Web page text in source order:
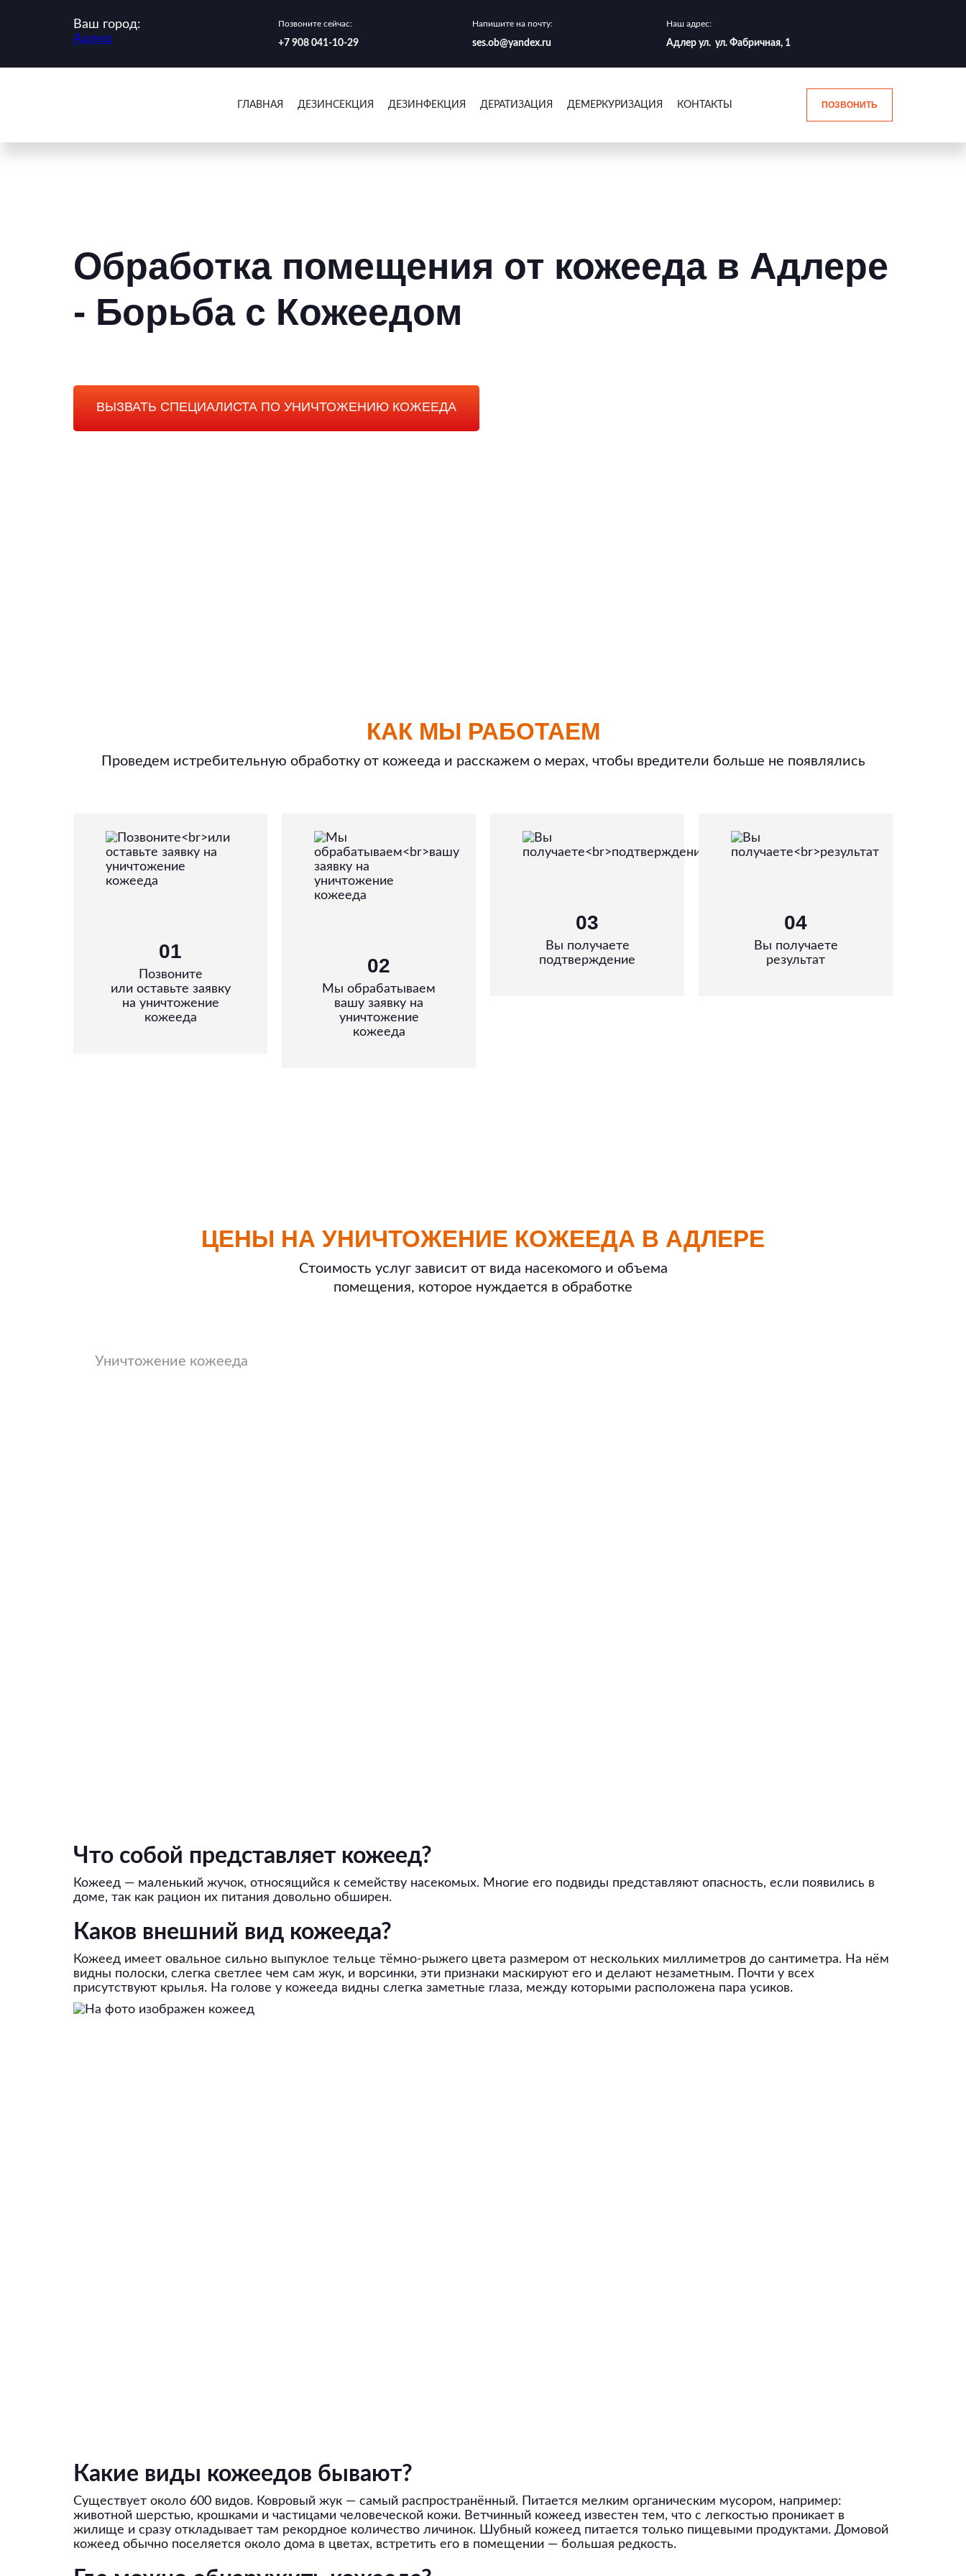
Ваш город:
Адлер
Позвоните сейчас:
‪+7 908 041-10-29
Напишите на почту:
ses.ob@yandex.ru
Наш адрес:
Адлер ул. ул. Фабричная, 1
ГЛАВНАЯ ДЕЗИНСЕКЦИЯ ДЕЗИНФЕКЦИЯ ДЕРАТИЗАЦИЯ ДЕМЕРКУРИЗАЦИЯ КОНТАКТЫ ПОЗВОНИТЬ
Обработка помещения от кожееда в Адлере
- Борьба с Кожеедом
ВЫЗВАТЬ СПЕЦИАЛИСТА ПО УНИЧТОЖЕНИЮ КОЖЕЕДА
КАК МЫ РАБОТАЕМ
Проведем истребительную обработку от кожееда и расскажем о мерах, чтобы вредители больше не появлялись
01
Позвоните
или оставьте заявку
на уничтожение
кожееда
02
Мы обрабатываем
вашу заявку на
уничтожение
кожееда
03
Вы получаете
подтверждение
04
Вы получаете
результат
ЦЕНЫ НА УНИЧТОЖЕНИЕ КОЖЕЕДА В АДЛЕРЕ
Стоимость услуг зависит от вида насекомого и объема
помещения, которое нуждается в обработке
Уничтожение кожееда
Что собой представляет кожеед?
Кожеед — маленький жучок, относящийся к семейству насекомых. Многие его подвиды представляют опасность, если появились в
доме, так как рацион их питания довольно обширен.
Каков внешний вид кожееда?
Кожеед имеет овальное сильно выпуклое тельце тёмно-рыжего цвета размером от нескольких миллиметров до сантиметра. На нём
видны полоски, слегка светлее чем сам жук, и ворсинки, эти признаки маскируют его и делают незаметным. Почти у всех
присутствуют крылья. На голове у кожееда видны слегка заметные глаза, между которыми расположена пара усиков.
Какие виды кожеедов бывают?
Существует около 600 видов. Ковровый жук — самый распространённый. Питается мелким органическим мусором, например:
животной шерстью, крошками и частицами человеческой кожи. Ветчинный кожеед известен тем, что с легкостью проникает в
жилище и сразу откладывает там рекордное количество личинок. Шубный кожеед питается только пищевыми продуктами. Домовой
кожеед обычно поселяется около дома в цветах, встретить его в помещении — большая редкость.